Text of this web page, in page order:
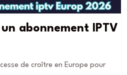
abonnement IPTV
de croître en Europe pour